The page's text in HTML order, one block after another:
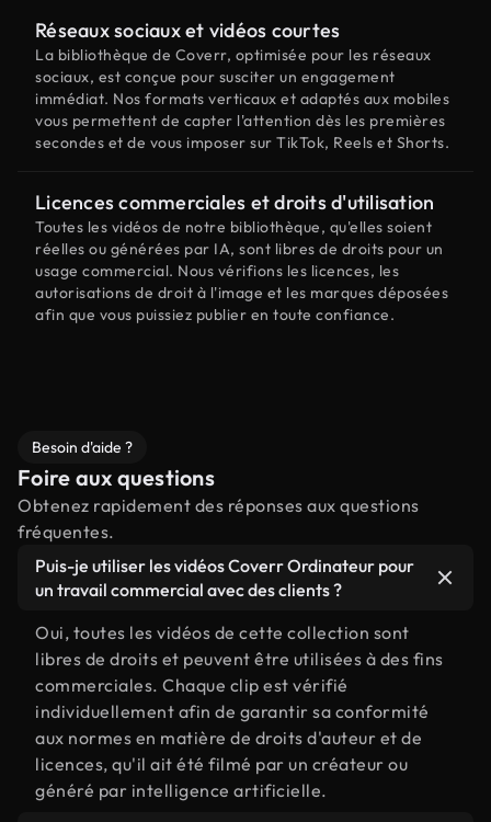
Réseaux sociaux et vidéos courtes
La bibliothèque de Coverr, optimisée pour les réseaux
sociaux, est conçue pour susciter un engagement
immédiat. Nos formats verticaux et adaptés aux mobiles
vous permettent de capter l'attention dès les premières
secondes et de vous imposer sur TikTok, Reels et Shorts.
Licences commerciales et droits d'utilisation
Toutes les vidéos de notre bibliothèque, qu'elles soient
réelles ou générées par IA, sont libres de droits pour un
usage commercial. Nous vérifions les licences, les
autorisations de droit à l'image et les marques déposées
afin que vous puissiez publier en toute confiance.
Besoin d'aide ?
Foire aux questions
Obtenez rapidement des réponses aux questions
fréquentes.
Puis-je utiliser les vidéos Coverr Ordinateur pour
un travail commercial avec des clients ?
Oui, toutes les vidéos de cette collection sont
libres de droits et peuvent être utilisées à des fins
commerciales. Chaque clip est vérifié
individuellement afin de garantir sa conformité
aux normes en matière de droits d'auteur et de
licences, qu'il ait été filmé par un créateur ou
généré par intelligence artificielle.